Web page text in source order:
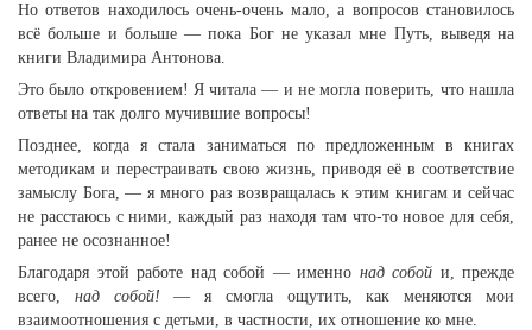
Но ответов находилось очень-очень мало, а вопросов становилось
всё больше и больше — пока Бог не указал мне Путь, выведя на
книги Владимира Антонова.
Это было откровением! Я читала — и не могла поверить, что нашла
ответы на так долго мучившие вопросы!
Позднее, когда я стала заниматься по предложенным в книгах
методикам и перестраивать свою жизнь, приводя её в соответствие
замыслу Бога, — я много раз возвращалась к этим книгам и сейчас
не расстаюсь с ними, каждый раз находя там что-то новое для себя,
ранее не осознанное!
Благодаря этой работе над собой — именно над собой и, прежде
всего, над собой! — я смогла ощутить, как меняются мои
взаимоотношения с детьми, в частности, их отношение ко мне.